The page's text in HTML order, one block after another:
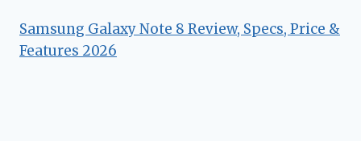
Samsung Galaxy Note 8 Review, Specs, Price &
Features 2026